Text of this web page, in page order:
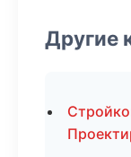
Другие